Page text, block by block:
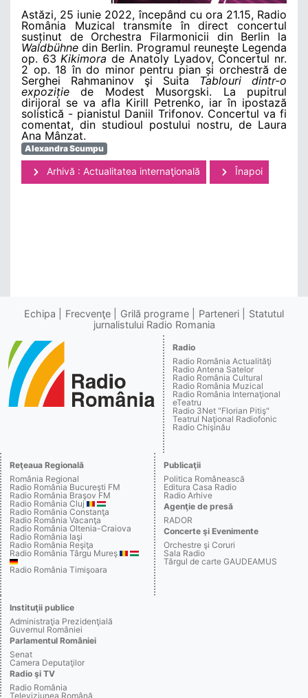
Astăzi, 25 iunie 2022, începând cu ora 21.15, Radio
România Muzical transmite în direct concertul
susținut de Orchestra Filarmonicii din Berlin la
Waldbühne din Berlin. Programul reuneşte Legenda
op. 63Kikimora de Anatoly Lyadov, Concertul nr.
2 op. 18 în do minor pentru pian și orchestră de
Serghei Rahmaninov şi Suita Tablouri dintr-o
expoziție de Modest Musorgski. La pupitrul
dirijoral se va afla Kirill Petrenko, iar în ipostază
solistică - pianistul Daniil Trifonov. Concertul va fi
comentat, din studioul postului nostru, de Laura
Ana Mânzat.
Alexandra Scumpu
Arhivă : Actualitatea internaţională Înapoi
Echipa Frecvenţe Grilă programe Parteneri
Statutul
jurnalistului Radio Romania
Radio
Radio România Actualităţi
Radio Antena Satelor
Radio România Cultural
Radio România Muzical
Radio România Internaţional
eTeatru
Radio 3Net "Florian Pitiş"
Teatrul Naţional Radiofonic
Radio Chişinău
Reţeaua Regională
România Regional
Radio România Bucureşti FM
Radio România Braşov FM
Radio România Cluj
Radio România Constanţa
Radio România Vacanţa
Radio România Oltenia-Craiova
Radio România Iaşi
Radio România Reşiţa
Radio România Târgu Mureş
Radio România Timişoara
Publicaţii
Politica Românească
Editura Casa Radio
Radio Arhive
Agenţie de presă
RADOR
Concerte şi Evenimente
Orchestre şi Coruri
Sala Radio
Târgul de carte GAUDEAMUS
Instituţii publice
Administraţia Prezidenţială
Guvernul României
Parlamentul României
Senat
Camera Deputaţilor
Radio şi TV
Radio România
Televiziunea Română